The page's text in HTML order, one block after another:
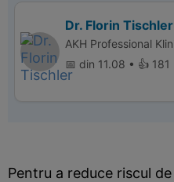
Dr. Florin Tischler
AKH Professional
📅 din 11.08 • 👍 181
Pentru a reduce riscul